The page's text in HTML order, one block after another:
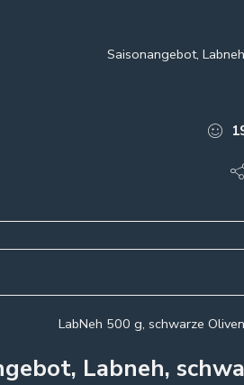
Saisonangebot,
LabNeh 500 g, schwarze
Labneh,